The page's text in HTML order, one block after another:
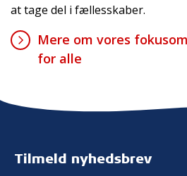
at tage del i fællesskaber.
Mere om vores
for alle
Tilmeld nyhedsbrev